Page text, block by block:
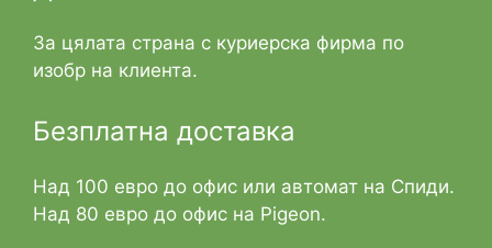
За цялата страна с куриерска фирма по
изобр на клиента.
Безплатна доставка
Над 100 евро до офис или автомат на Спиди.
Над 80 евро до офис на Pigeon.